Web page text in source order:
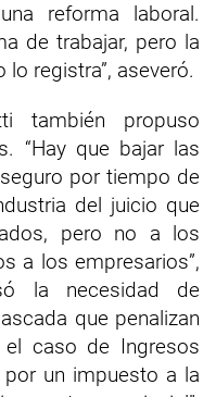
reforma laboral.
de trabajar, pero la
registra”, aseveró.
también propuso
“Hay que bajar las
por tiempo de
del juicio que
pero no a los
a los empresarios”,
la necesidad de
que penalizan
caso de Ingresos
por un impuesto a la